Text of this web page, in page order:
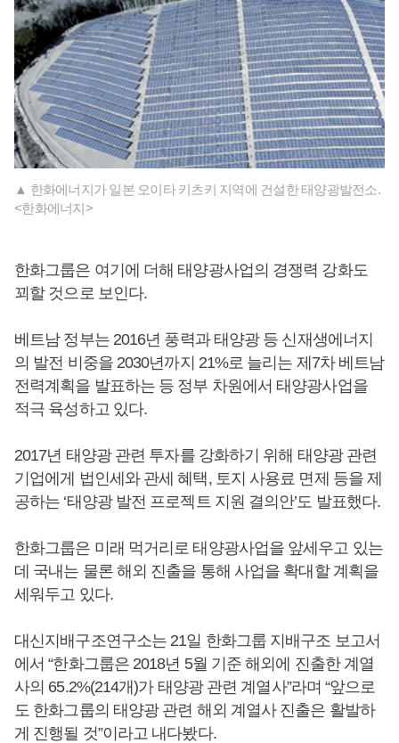
▲ 한화에너지가 일본 오이타 키츠키 지역에 건설한 태양광발전소.
<한화에너지>
한화그룹은 여기에 더해 태양광사업의 경쟁력 강화도
꾀할 것으로 보인다.
베트남 정부는 2016년 풍력과 태양광 등 신재생에너지
의 발전 비중을 2030년까지 21%로 늘리는 제7차 베트남
전력계획을 발표하는 등 정부 차원에서 태양광사업을
적극 육성하고 있다.
2017년 태양광 관련 투자를 강화하기 위해 태양광 관련
기업에게 법인세와 관세 혜택, 토지 사용료 면제 등을 제
공하는 ‘태양광 발전 프로젝트 지원 결의안’도 발표했다.
한화그룹은 미래 먹거리로 태양광사업을 앞세우고 있는
데 국내는 물론 해외 진출을 통해 사업을 확대할 계획을
세워두고 있다.
대신지배구조연구소는 21일 한화그룹 지배구조 보고서
에서 “한화그룹은 2018년 5월 기준 해외에 진출한 계열
사의 65.2%(214개)가 태양광 관련 계열사”라며 “앞으로
도 한화그룹의 태양광 관련 해외 계열사 진출은 활발하
게 진행될 것”이라고 내다봤다.